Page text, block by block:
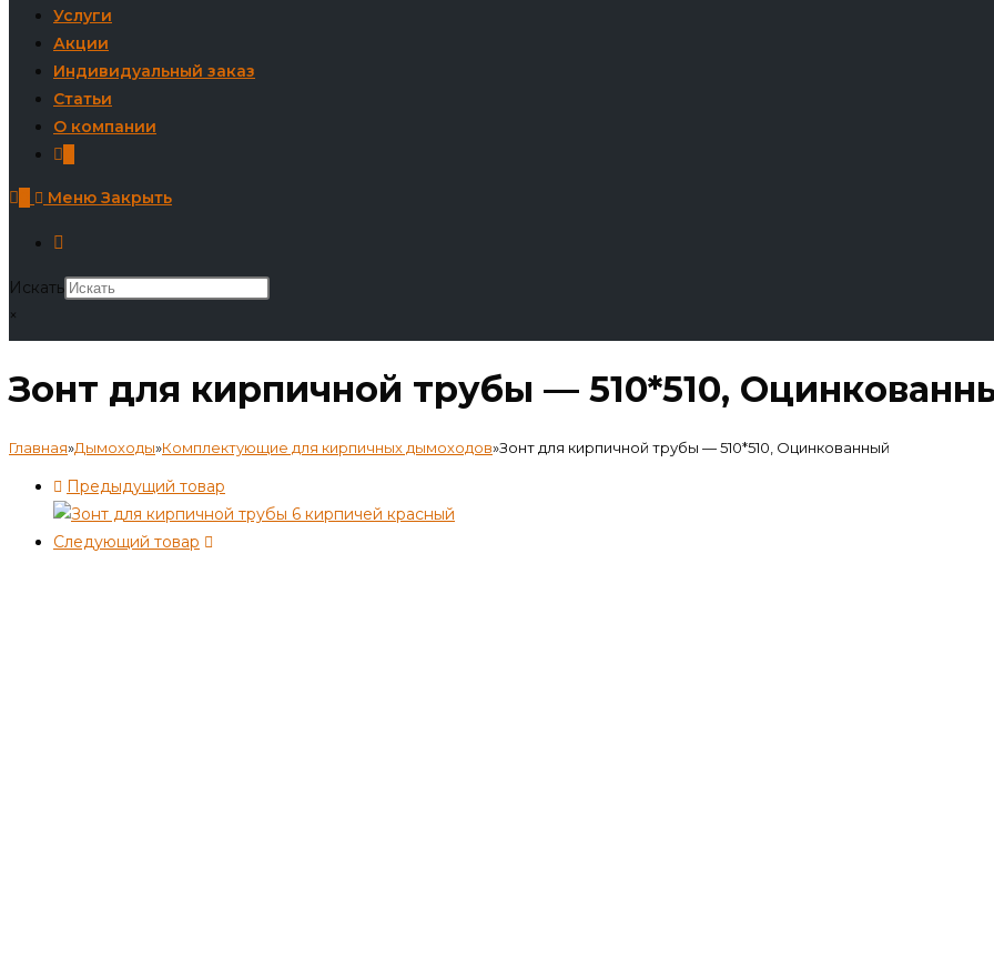
Услуги
Акции
Индивидуальный заказ
Статьи
О компании
Меню Закрыть
Искать
×
Зонт для кирпичной трубы — 510*510,
Главная»Дымоходы»Комплектующие для кирпичных дымоходов»Зонт для кирпичной трубы — 510*510, Оцинкованный
Предыдущий товар
Следующий товар